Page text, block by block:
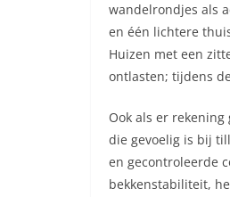
wandelrondjes als
en één lichtere
Huizen met een
ontlasten; tijdens
Ook als er
die gevoelig is bij
en gecontroleerde
bekkenstabiliteit,